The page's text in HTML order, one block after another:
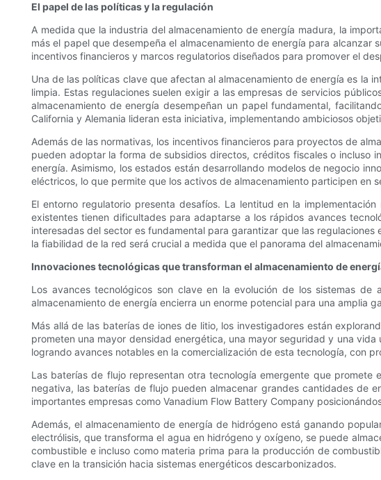
El papel de las políticas y la regulación
A medida que la industria del almacenamiento de energía madura, la
más el papel que desempeña el almacenamiento de energía para
incentivos financieros y marcos regulatorios diseñados para promover el
Una de las políticas clave que afectan al almacenamiento de energía es la
limpia. Estas regulaciones suelen exigir a las empresas de servicios
almacenamiento de energía desempeñan un papel fundamental,
California y Alemania lideran esta iniciativa, implementando ambiciosos
Además de las normativas, los incentivos financieros para proyectos de
pueden adoptar la forma de subsidios directos, créditos fiscales o incluso
energía. Asimismo, los estados están desarrollando modelos de negocio
eléctricos, lo que permite que los activos de almacenamiento participen en
El entorno regulatorio presenta desafíos. La lentitud en la
existentes tienen dificultades para adaptarse a los rápidos avances
interesadas del sector es fundamental para garantizar que las
la fiabilidad de la red será crucial a medida que el panorama del
Innovaciones tecnológicas que transforman el almacenamiento de
Los avances tecnológicos son clave en la evolución de los sistemas
almacenamiento de energía encierra un enorme potencial para una amplia
Más allá de las baterías de iones de litio, los investigadores están
prometen una mayor densidad energética, una mayor seguridad y una
logrando avances notables en la comercialización de esta tecnología, con
Las baterías de flujo representan otra tecnología emergente que
negativa, las baterías de flujo pueden almacenar grandes cantidades de
importantes empresas como Vanadium Flow Battery Company
Además, el almacenamiento de energía de hidrógeno está ganando
electrólisis, que transforma el agua en hidrógeno y oxígeno, se puede
combustible e incluso como materia prima para la producción de
clave en la transición hacia sistemas energéticos descarbonizados.